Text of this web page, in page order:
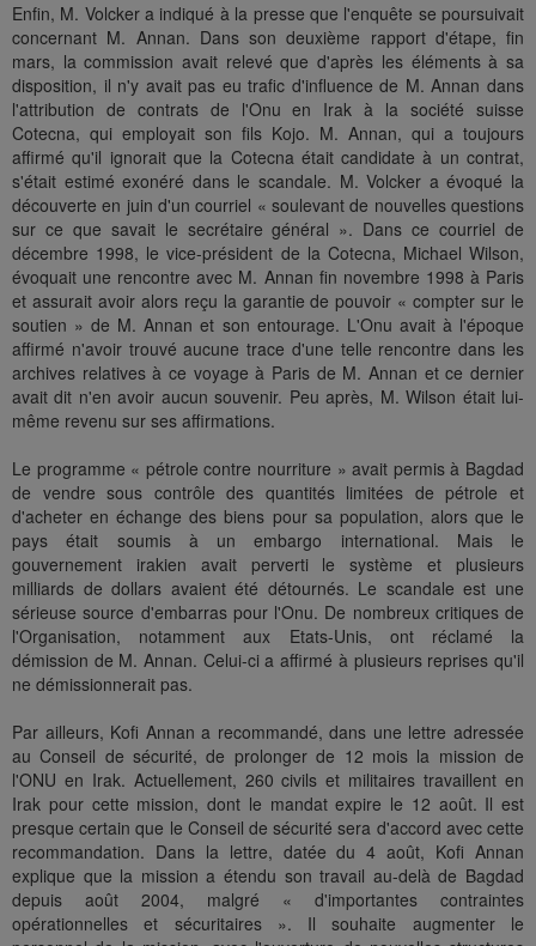
Enfin, M. Volcker a indiqué à la presse que l'enquête se poursuivait
concernant M. Annan. Dans son deuxième rapport d'étape, fin
mars, la commission avait relevé que d'après les éléments à sa
disposition, il n'y avait pas eu trafic d'influence de M. Annan dans
l'attribution de contrats de l'Onu en Irak à la société suisse
Cotecna, qui employait son fils Kojo. M. Annan, qui a toujours
affirmé qu'il ignorait que la Cotecna était candidate à un contrat,
s'était estimé exonéré dans le scandale. M. Volcker a évoqué la
découverte en juin d'un courriel « soulevant de nouvelles questions
sur ce que savait le secrétaire général ». Dans ce courriel de
décembre 1998, le vice-président de la Cotecna, Michael Wilson,
évoquait une rencontre avec M. Annan fin novembre 1998 à Paris
et assurait avoir alors reçu la garantie de pouvoir « compter sur le
soutien » de M. Annan et son entourage. L'Onu avait à l'époque
affirmé n'avoir trouvé aucune trace d'une telle rencontre dans les
archives relatives à ce voyage à Paris de M. Annan et ce dernier
avait dit n'en avoir aucun souvenir. Peu après, M. Wilson était lui-
même revenu sur ses affirmations.
Le programme « pétrole contre nourriture » avait permis à Bagdad
de vendre sous contrôle des quantités limitées de pétrole et
d'acheter en échange des biens pour sa population, alors que le
pays était soumis à un embargo international. Mais le
gouvernement irakien avait perverti le système et plusieurs
milliards de dollars avaient été détournés. Le scandale est une
sérieuse source d'embarras pour l'Onu. De nombreux critiques de
l'Organisation, notamment aux Etats-Unis, ont réclamé la
démission de M. Annan. Celui-ci a affirmé à plusieurs reprises qu'il
ne démissionnerait pas.
Par ailleurs, Kofi Annan a recommandé, dans une lettre adressée
au Conseil de sécurité, de prolonger de 12 mois la mission de
l'ONU en Irak. Actuellement, 260 civils et militaires travaillent en
Irak pour cette mission, dont le mandat expire le 12 août. Il est
presque certain que le Conseil de sécurité sera d'accord avec cette
recommandation. Dans la lettre, datée du 4 août, Kofi Annan
explique que la mission a étendu son travail au-delà de Bagdad
depuis août 2004, malgré « d'importantes contraintes
opérationnelles et sécuritaires ». Il souhaite augmenter le